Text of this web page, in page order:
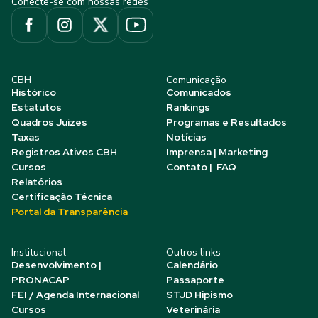
CBH
Histórico
Estatutos
Quadros Juízes
Taxas
Registros Ativos CBH
Cursos
Relatórios
Certificação Técnica
Portal da Transparência
Comunicação
Comunicados
Rankings
Programas e Resultados
Notícias
Imprensa | Marketing
Contato | FAQ
Institucional
Desenvolvimento |
PRONACAP
FEI / Agenda Internacional
Cursos
Outros links
Calendário
Passaporte
STJD Hipismo
Veterinária